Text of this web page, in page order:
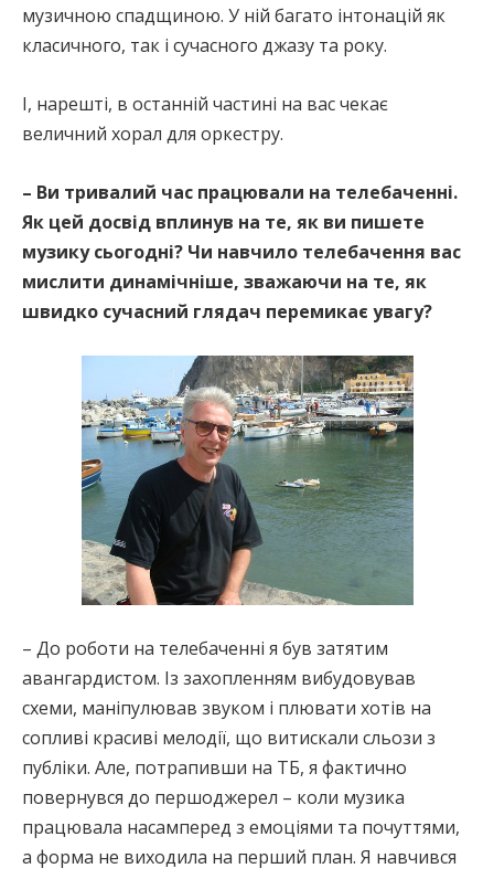
музичною спадщиною. У ній багато інтонацій як
класичного, так і сучасного джазу та року.
І, нарешті, в останній частині на вас чекає
величний хорал для оркестру.
– Ви тривалий час працювали на телебаченні.
Як цей досвід вплинув на те, як ви пишете
музику сьогодні? Чи навчило телебачення вас
мислити динамічніше, зважаючи на те, як
швидко сучасний глядач перемикає увагу?
– До роботи на телебаченні я був затятим
авангардистом. Із захопленням вибудовував
схеми, маніпулював звуком і плювати хотів на
сопливі красиві мелодії, що витискали сльози з
публіки. Але, потрапивши на ТБ, я фактично
повернувся до першоджерел – коли музика
працювала насамперед з емоціями та почуттями,
а форма не виходила на перший план. Я навчився